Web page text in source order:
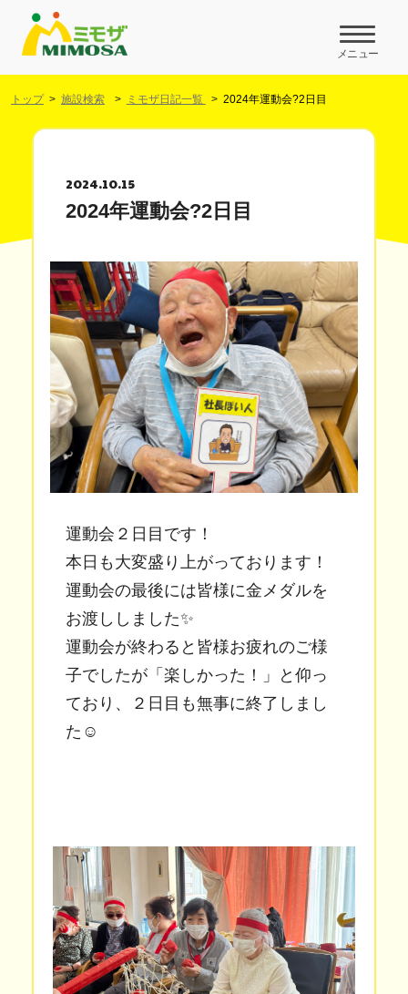
メニュー
トップ 施設検索 ミモザ日記一覧 2024年運動会?2日目
2024.10.15
2024年運動会?2日目
運動会２日目です！
本日も大変盛り上がっております！
運動会の最後には皆様に金メダルを
お渡ししました✨
運動会が終わると皆様お疲れのご様
子でしたが「楽しかった！」と仰っ
ており、２日目も無事に終了しまし
た☺